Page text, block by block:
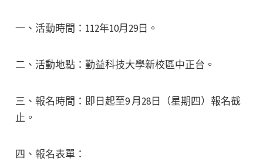
一、活動時間：112年10月29日。
二、活動地點：勤益科技大學新校區中正台。
三、報名時間：即日起至9 月28日（星期四）報名截
止。
四、報名表單：